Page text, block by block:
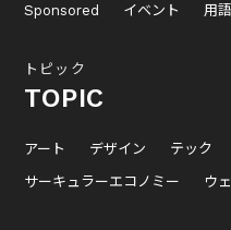
Sponsored
イベント 用
トピック
TOPIC
アート デザイン テック
サーキュラーエコノミー
ウ